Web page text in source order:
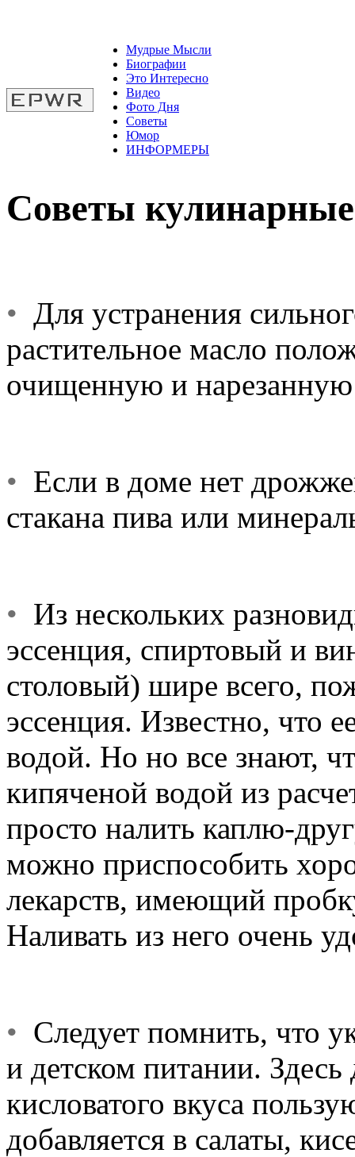
Мудрые Мысли
Биографии
Это Интересно
Видео
Фото Дня
Советы
Юмор
ИНФОРМЕРЫ
Советы кулинарные
• Для устранения
растительное масло
очищенную и
• Если в доме нет
стакана пива или
• Из нескольких
эссенция, спиртовый и
столовый) шире всего,
эссенция. Известно, что
водой. Но но все знают,
кипяченой водой из
просто налить каплю-
можно приспособить
лекарств, имеющий
Наливать из него очень
• Следует помнить, что
и детском питании.
кисловатого вкуса
добавляется в салаты,